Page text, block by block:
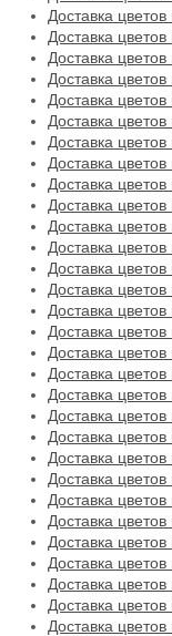
Доставка
Доставка
Доставка
Доставка цветов
Доставка
Доставка
Доставка
Доставка цветов
Доставка
Доставка
Доставка
Доставка цветов
Доставка
Доставка
Доставка
Доставка
Доставка
Доставка
Доставка
Доставка
Доставка
Доставка
Доставка
Доставка
Доставка
Доставка
Доставка
Доставка
Доставка
Доставка